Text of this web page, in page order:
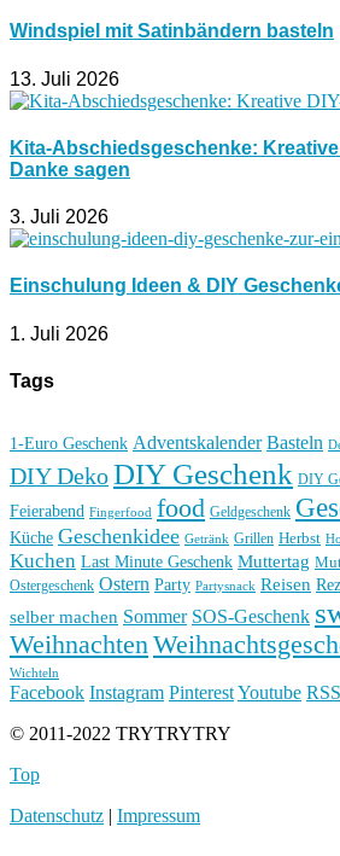
Windspiel mit Satinbändern basteln
13. Juli 2026
Kita-Abschiedsgeschenke: Kreative
Danke sagen
3. Juli 2026
Einschulung Ideen & DIY
1. Juli 2026
Tags
1-Euro Geschenk Adventskalender Basteln
DIY DekoDIY Geschenk DIY
Feierabend Fingerfood food Geldgeschenk
Küche Geschenkidee Getränk Grillen Herbst
Kuchen Last Minute Geschenk Muttertag
Ostergeschenk Ostern Party Partysnack Reisen
selber machen Sommer SOS-Geschenk
Weihnachten
Wichteln
Facebook Instagram PinterestYoutube RSS
© 2011-2022 TRYTRYTRY
Top
Datenschutz | Impressum